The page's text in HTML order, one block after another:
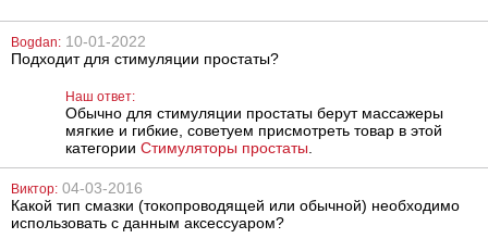
Rock Hard
Nipple Clamps
886 грн
Heavy-Duty
Bogdan: 10-01-2022
Подходит для стимуляции простаты?
Наш ответ:
Обычно для стимуляции простаты берут массажеры
мягкие и гибкие, советуем присмотреть товар в этой
категории Стимуляторы простаты
Виктор: 04-03-2016
Какой тип смазки (токопроводящей или обычной) необходимо
использовать с данным аксессуаром?